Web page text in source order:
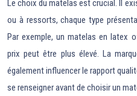
Le choix du matelas est crucial. Il
ou à ressorts, chaque type
Par exemple, un matelas en latex
prix peut être plus élevé. La
également influencer le rapport
se renseigner avant de choisir un